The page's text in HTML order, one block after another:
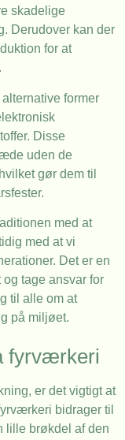
skadelige
Derudover kan der
for at
former
Disse
uden de
gør dem til
med at
med at vi
Det er en
tage ansvar for
til alle om at
på miljøet.
fyrværkeri
er det vigtigt at
bidrager til
lille brøkdel af den